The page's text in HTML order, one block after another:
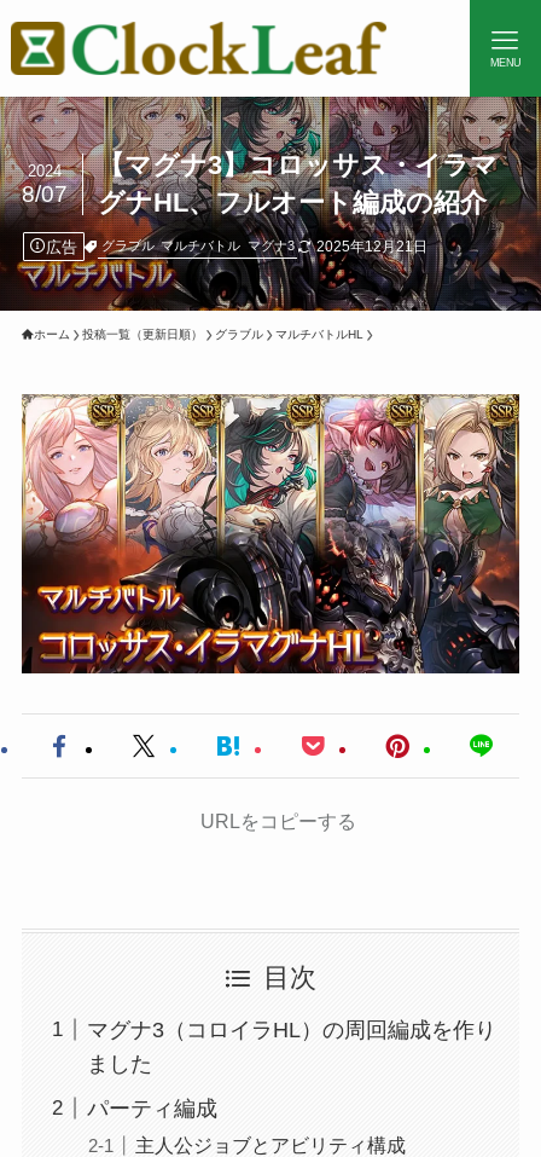
MENU
【マグナ3】コロッサス・イラマ
グナHL、フルオート編成の紹介
2024
8/07
広告 グラブル マルチバトル マグナ3 2025年12月21日
ホーム 投稿一覧（更新日順） グラブル マルチバトルHL
URLをコピーする
目次
マグナ3（コロイラHL）の周回編成を作り
ました
パーティ編成
主人公ジョブとアビリティ構成